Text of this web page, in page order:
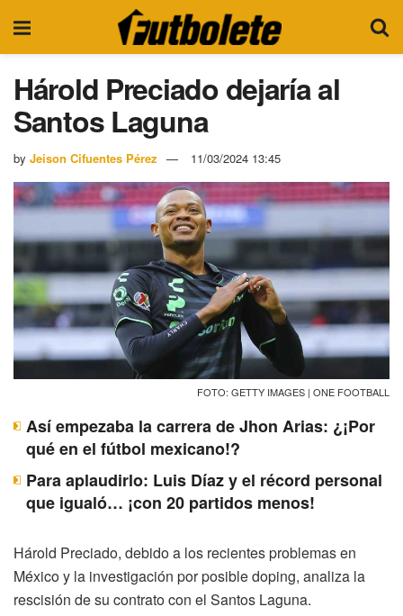
Hárold Preciado dejaría al
Santos Laguna
by Jeison Cifuentes Pérez 11/03/2024 13:45
FOTO: GETTY IMAGES | ONE FOOTBALL
Así empezaba la carrera de Jhon Arias: ¿¡Por
qué en el fútbol mexicano!?
Para aplaudirlo: Luis Díaz y el récord personal
que igualó… ¡con 20 partidos menos!
Hárold Preciado, debido a los recientes problemas en
México y la investigación por posible doping, analiza la
rescisión de su contrato con el Santos Laguna.